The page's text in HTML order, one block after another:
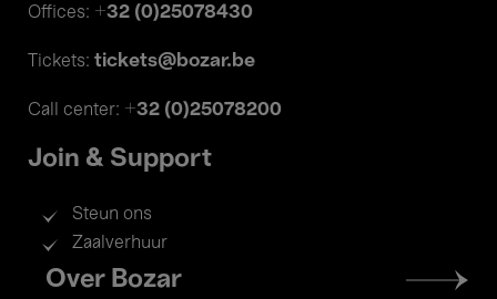
Offices: +32 (0)25078430
Tickets: tickets@bozar.be
Call center: +32 (0)25078200
Join & Support
Steun ons
Zaalverhuur
Footer
menu
Over Bozar